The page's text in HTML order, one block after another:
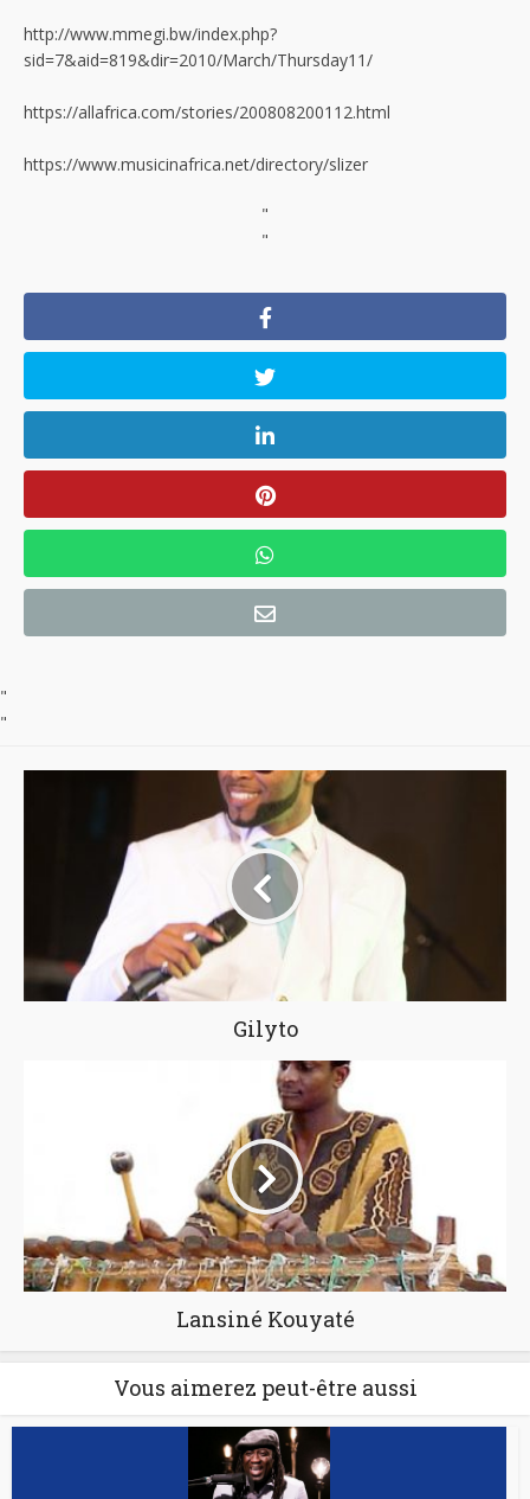
http://www.mmegi.bw/index.php?
sid=7&aid=819&dir=2010/March/Thursday11/
https://allafrica.com/stories/200808200112.html
https://www.musicinafrica.net/directory/slizer
"
"
"
"
Gilyto
Lansiné Kouyaté
Vous aimerez peut-être aussi